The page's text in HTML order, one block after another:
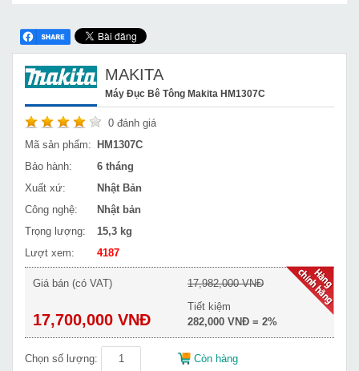
MAKITA
Máy Đục Bê Tông Makita HM1307C
0 đánh giá
Mã sản phẩm:
HM1307C
Bảo hành:
6 tháng
Xuất xứ:
Nhật Bản
Công nghệ:
Nhật bản
Trọng lượng:
15,3 kg
Lượt xem:
4187
Giá bán (có VAT)
17,700,000 VNĐ
17,982,000 VNĐ
Tiết kiệm
282,000 VNĐ = 2%
Chọn số lượng: Còn hàng